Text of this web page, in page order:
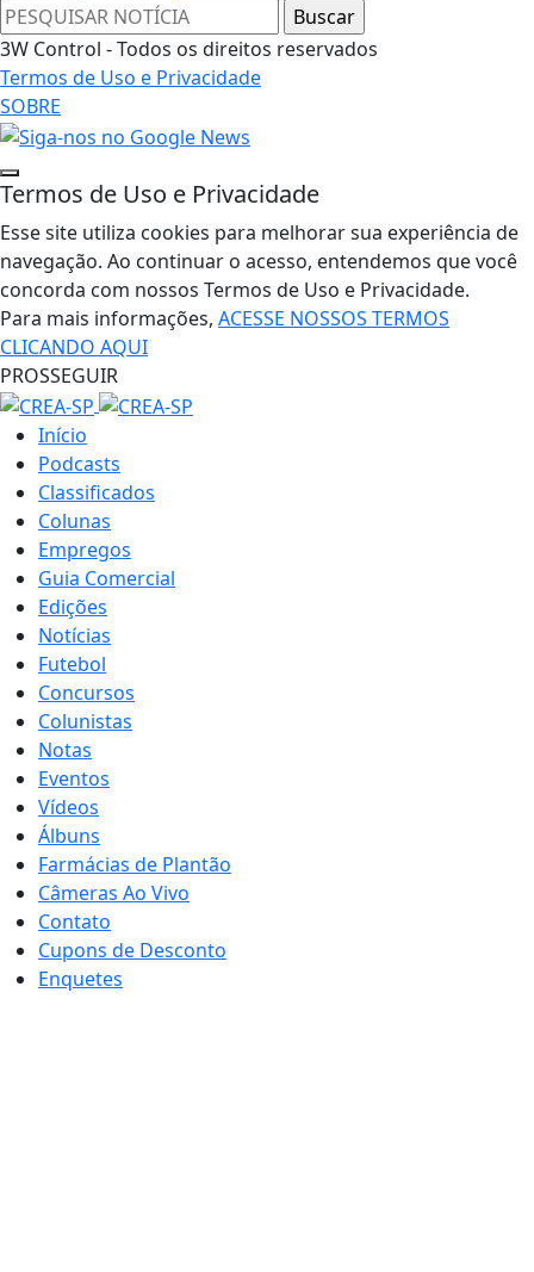
3W Control - Todos os direitos reservados
Termos de Uso e Privacidade
SOBRE
Termos de Uso e Privacidade
Esse site utiliza cookies para melhorar sua experiência de
navegação. Ao continuar o acesso, entendemos que você
concorda com nossos Termos de Uso e Privacidade.
Para mais informações, ACESSE NOSSOS TERMOS
CLICANDO AQUI
PROSSEGUIR
Início
Podcasts
Classificados
Colunas
Empregos
Guia Comercial
Edições
Notícias
Futebol
Concursos
Colunistas
Notas
Eventos
Vídeos
Álbuns
Farmácias de Plantão
Câmeras Ao Vivo
Contato
Cupons de Desconto
Enquetes